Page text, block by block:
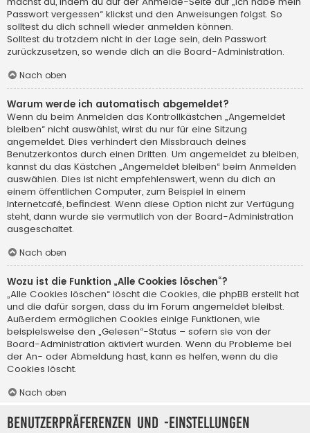
Passwort vergessen“ klickst und den Anweisungen folgst. So
solltest du dich schnell wieder anmelden können.
Solltest du trotzdem nicht in der Lage sein, dein Passwort
zurückzusetzen, so wende dich an die Board-Administration.
Nach oben
Warum werde ich automatisch abgemeldet?
Wenn du beim Anmelden das Kontrollkästchen „Angemeldet
bleiben“ nicht auswählst, wirst du nur für eine Sitzung
angemeldet. Dies verhindert den Missbrauch deines
Benutzerkontos durch einen Dritten. Um angemeldet zu bleiben,
kannst du das Kästchen „Angemeldet bleiben“ beim Anmelden
auswählen. Dies ist nicht empfehlenswert, wenn du dich an
einem öffentlichen Computer, zum Beispiel in einem
Internetcafé, befindest. Wenn diese Option nicht zur Verfügung
steht, dann wurde sie vermutlich von der Board-Administration
ausgeschaltet.
Nach oben
Wozu ist die Funktion „Alle Cookies löschen“?
„Alle Cookies löschen“ löscht die Cookies, die phpBB erstellt hat
und die dafür sorgen, dass du im Forum angemeldet bleibst.
Außerdem ermöglichen Cookies einige Funktionen, wie
beispielsweise den „Gelesen“-Status – sofern sie von der
Board-Administration aktiviert wurden. Wenn du Probleme bei
der An- oder Abmeldung hast, kann es helfen, wenn du die
Cookies löscht.
Nach oben
Benutzerpräferenzen und -einstellungen